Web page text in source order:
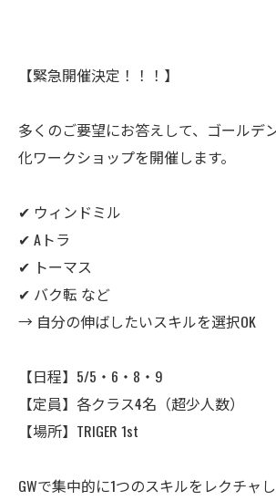
【緊急開催決定！！！】
多くのご要望にお答えして、ゴールデ
化ワークショップを開催します。
✔ ウィンドミル
✔ Aトラ
✔ トーマス
✔ バク転 など
→ 自分の伸ばしたいスキルを選択OK
【日程】5/5・6・8・9
【定員】各クラス4名（超少人数）
【場所】TRIGER 1st
GWで集中的に1つのスキルをレクチャし